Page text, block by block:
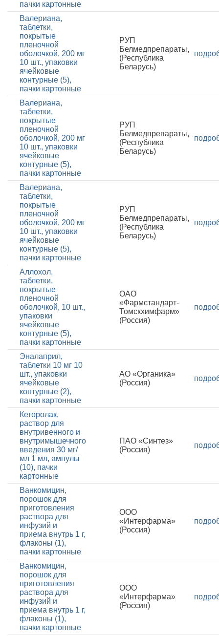
пачки картонные
Валериана,
таблетки,
покрытые
пленочной
оболочкой, 200 мг
10 шт., упаковки
ячейковые
контурные (5),
пачки картонные
РУП
Белмедпрепараты,
(Республика
Беларусь)
Валериана,
таблетки,
покрытые
пленочной
оболочкой, 200 мг
10 шт., упаковки
ячейковые
контурные (5),
пачки картонные
РУП
Белмедпрепараты,
(Республика
Беларусь)
Валериана,
таблетки,
покрытые
пленочной
оболочкой, 200 мг
10 шт., упаковки
ячейковые
контурные (5),
пачки картонные
РУП
Белмедпрепараты,
(Республика
Беларусь)
Аллохол,
таблетки,
покрытые
пленочной
оболочкой, 10 шт.,
упаковки
ячейковые
контурные (5),
пачки картонные
ОАО
«Фармстандарт-
Томскхимфарм»
(Россия)
Эналаприл,
таблетки 10 мг 10
шт., упаковки
ячейковые
контурные (2),
пачки картонные
АО «Органика»
(Россия)
Кеторолак,
раствор для
внутривенного и
внутримышечного
введения 30 мг/
мл 1 мл, ампулы
(10), пачки
картонные
ПАО «Синтез»
(Россия)
Ванкомицин,
порошок для
приготовления
раствора для
инфузий и
приема внутрь 1 г,
флаконы (1),
пачки картонные
ООО
«Интерфарма»
(Россия)
Ванкомицин,
порошок для
приготовления
раствора для
инфузий и
приема внутрь 1 г,
флаконы (1),
пачки картонные
ООО
«Интерфарма»
(Россия)